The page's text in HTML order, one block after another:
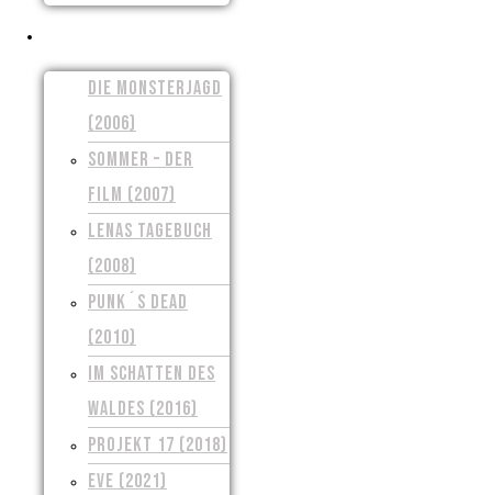
DIE MONSTERJAGD
(2006)
SOMMER – DER
FILM (2007)
LENAS TAGEBUCH
(2008)
PUNK´S DEAD
(2010)
IM SCHATTEN DES
WALDES (2016)
PROJEKT 17 (2018)
EVE (2021)